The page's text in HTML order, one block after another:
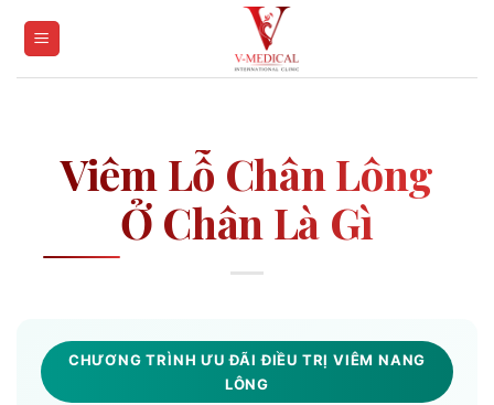
Viêm Lỗ Chân Lông
Ở Chân Là Gì
CHƯƠNG TRÌNH ƯU ĐÃI ĐIỀU TRỊ VIÊM NANG
LÔNG